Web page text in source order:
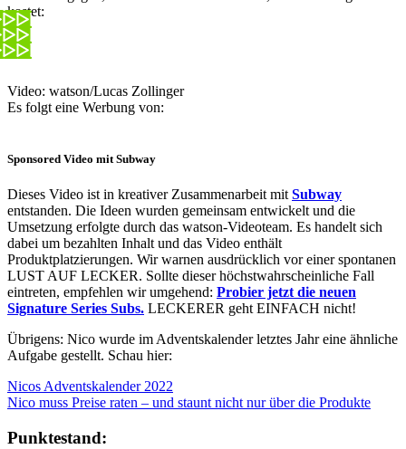
kostet:
Video: watson/Lucas Zollinger
Es folgt eine Werbung von:
Sponsored Video mit Subway
Dieses Video ist in kreativer Zusammenarbeit mit Subway
entstanden. Die Ideen wurden gemeinsam entwickelt und die
Umsetzung erfolgte durch das watson-Videoteam. Es handelt sich
dabei um bezahlten Inhalt und das Video enthält
Produktplatzierungen. Wir warnen ausdrücklich vor einer spontanen
LUST AUF LECKER. Sollte dieser höchstwahrscheinliche Fall
eintreten, empfehlen wir umgehend: Probier jetzt die neuen
Signature Series Subs. LECKERER geht EINFACH nicht!
Übrigens: Nico wurde im Adventskalender letztes Jahr eine ähnliche
Aufgabe gestellt. Schau hier:
Nicos Adventskalender 2022
Nico muss Preise raten – und staunt nicht nur über die Produkte
Punktestand: